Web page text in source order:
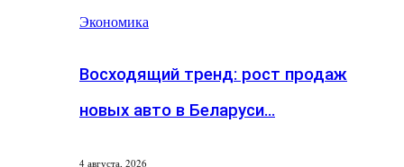
Экономика
Восходящий тренд: рост продаж
новых авто в Беларуси…
4 августа, 2026